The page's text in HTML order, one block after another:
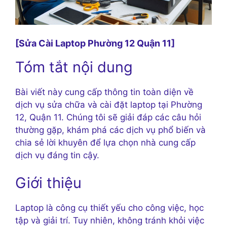
[Sửa Cài Laptop Phường 12 Quận 11]
Tóm tắt nội dung
Bài viết này cung cấp thông tin toàn diện về
dịch vụ sửa chữa và cài đặt laptop tại Phường
12, Quận 11. Chúng tôi sẽ giải đáp các câu hỏi
thường gặp, khám phá các dịch vụ phổ biến và
chia sẻ lời khuyên để lựa chọn nhà cung cấp
dịch vụ đáng tin cậy.
Giới thiệu
Laptop là công cụ thiết yếu cho công việc, học
tập và giải trí. Tuy nhiên, không tránh khỏi việc